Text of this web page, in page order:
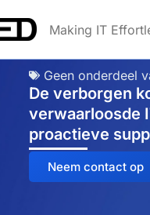
Making IT
Geen onderdeel
De verborgen
verwaarloosde
proactieve
Neem contact op